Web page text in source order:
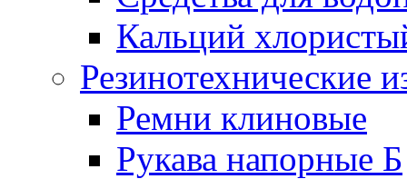
Кальций
Резинотехнические
Ремни клиновые
Рукава напорные Б